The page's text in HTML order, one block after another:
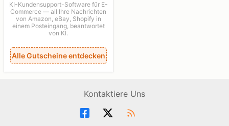
KI-Kundensupport-Software für E-
Commerce — all Ihre Nachrichten
von Amazon, eBay, Shopify in
einem Posteingang, beantwortet
von KI.
Alle Gutscheine entdecken
Kontaktiere Uns